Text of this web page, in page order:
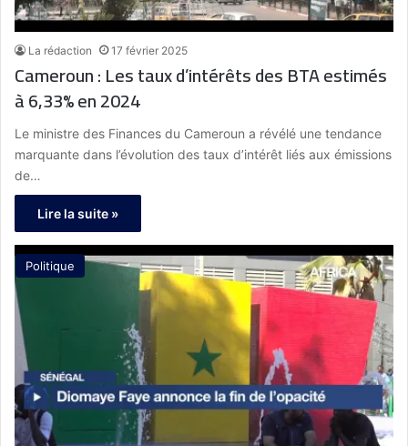
La rédaction 17 février 2025
Cameroun : Les taux d’intérêts des BTA estimés
à 6,33% en 2024
Le ministre des Finances du Cameroun a révélé une tendance
marquante dans l’évolution des taux d’intérêt liés aux émissions
de…
Lire la suite »
Politique